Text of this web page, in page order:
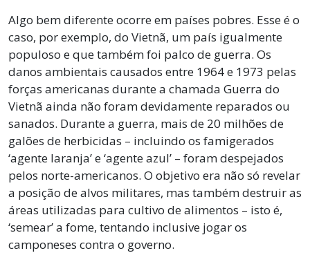
Algo bem diferente ocorre em países pobres. Esse é o
caso, por exemplo, do Vietnã, um país igualmente
populoso e que também foi palco de guerra. Os
danos ambientais causados entre 1964 e 1973 pelas
forças americanas durante a chamada Guerra do
Vietnã ainda não foram devidamente reparados ou
sanados. Durante a guerra, mais de 20 milhões de
galões de herbicidas – incluindo os famigerados
‘agente laranja’ e ‘agente azul’ – foram despejados
pelos norte-americanos. O objetivo era não só revelar
a posição de alvos militares, mas também destruir as
áreas utilizadas para cultivo de alimentos – isto é,
‘semear’ a fome, tentando inclusive jogar os
camponeses contra o governo.